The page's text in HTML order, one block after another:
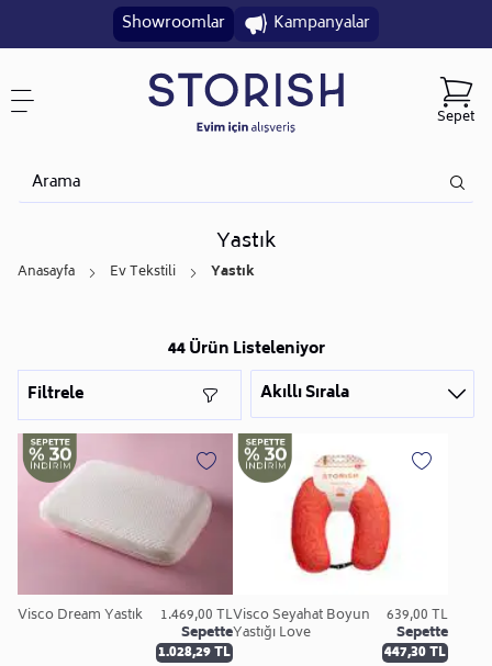
Showroomlar Kampanyalar
Sepet
Yastık
Anasayfa Ev Tekstili Yastık
44 Ürün Listeleniyor
Filtrele
Akıllı Sırala
Visco Dream Yastık 1.469,00 TL
Sepette
1.028,29 TL
Visco Seyahat Boyun
Yastığı Love
639,00 TL
Sepette
447,30 TL